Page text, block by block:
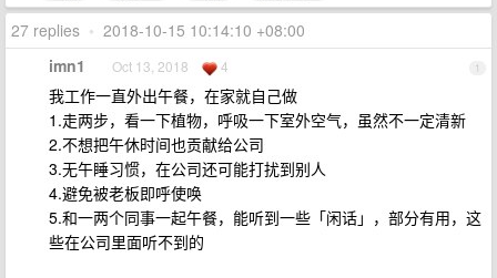
27 replies • 2018-10-15 10:14:10 +08:00
1
imn1 Oct 13, 2018 4
我工作一直外出午餐，在家就自己做
1.走两步，看一下植物，呼吸一下室外空气，虽然不一定清新
2.不想把午休时间也贡献给公司
3.无午睡习惯，在公司还可能打扰到别人
4.避免被老板即呼使唤
5.和一两个同事一起午餐，能听到一些「闲话」，部分有用，这
些在公司里面听不到的